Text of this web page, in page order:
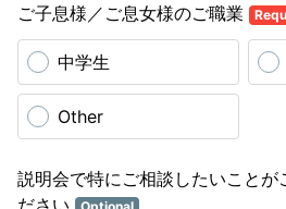
ご子息様／ご息女様のご職業
中学生
Other
説明会で特にご相談したいことが
ださい